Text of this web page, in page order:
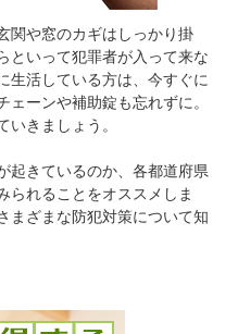
関や窓のカギはしっかり掛
といって犯罪者が入って来な
生活している方は、今すぐに
ーンや補助錠も忘れずに。
いきましょう。
起きているのか、各都道府県
られることをオススメしま
まざまな防犯対策について知